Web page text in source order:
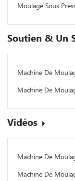
Moulage Sous
Soutien & Un
Machine De
Machine De
Vidéos
Machine De
Machine De